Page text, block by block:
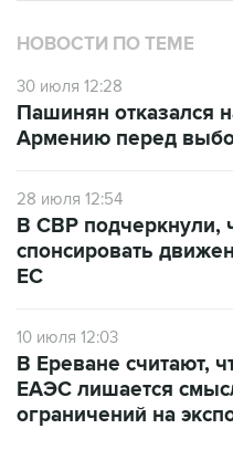
НОВОСТИ ПО ТЕМЕ
30 июля 12:28
Пашинян отказался
Армению перед
28 июля 12:54
В СВР подчеркнули,
спонсировать
ЕС
10 июля 12:03
В Ереване считают,
ЕАЭС лишается
ограничений на